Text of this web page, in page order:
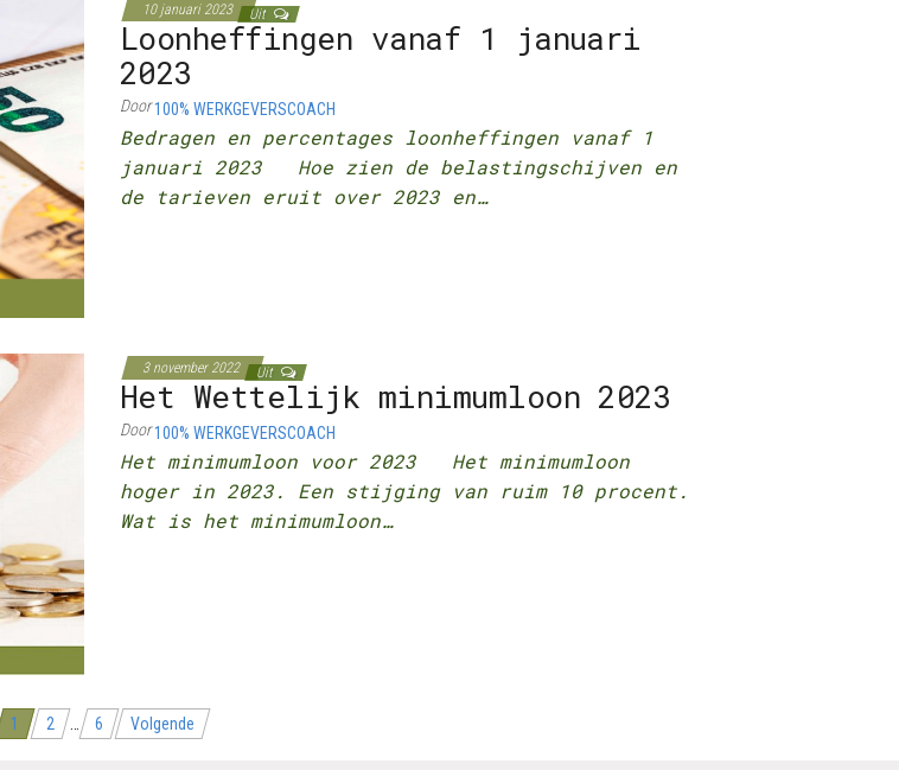
10 januari 2023 Uit
Loonheffingen vanaf 1 januari
2023
Door100% WERKGEVERSCOACH
Bedragen en percentages loonheffingen vanaf 1
januari 2023 Hoe zien de belastingschijven en
de tarieven eruit over 2023 en…
3 november 2022 Uit
Het Wettelijk minimumloon 2023
Door100% WERKGEVERSCOACH
Het minimumloon voor 2023 Het minimumloon
hoger in 2023. Een stijging van ruim 10 procent.
Wat is het minimumloon…
1 2 6 Volgende